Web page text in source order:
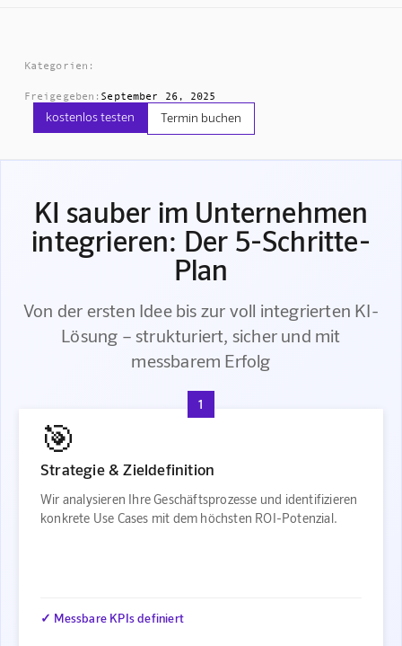
Kategorien:
Freigegeben: September 26, 2025
kostenlos testen Termin buchen
KI sauber im Unternehmen
integrieren: Der 5-Schritte-
Plan
Von der ersten Idee bis zur voll integrierten KI-
Lösung – strukturiert, sicher und mit
messbarem Erfolg
1
🎯
Strategie & Zieldefinition
Wir analysieren Ihre Geschäftsprozesse und identifizieren
konkrete Use Cases mit dem höchsten ROI-Potenzial.
✓ Messbare KPIs definiert